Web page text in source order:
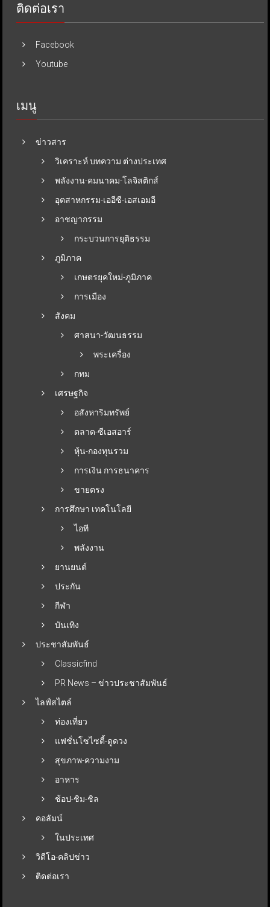
ติดต่อเรา
Facebook
Youtube
เมนู
ข่าวสาร
วิเคราะห์ บทความ ต่างประเทศ
พลังงาน-คมนาคม-โลจิสติกส์
อุตสาหกรรม-เออีซี-เอสเอมอี
อาชญากรรม
กระบวนการยุติธรรม
ภูมิภาค
เกษตรยุคใหม่-ภูมิภาค
การเมือง
สังคม
ศาสนา-วัฒนธรรม
พระเครื่อง
กทม
เศรษฐกิจ
อสังหาริมทรัพย์
ตลาด-ซีเอสอาร์
หุ้น-กองทุนรวม
การเงิน การธนาคาร
ขายตรง
การศึกษา เทคโนโลยี
ไอที
พลังงาน
ยานยนต์
ประกัน
กีฬา
บันเทิง
ประชาสัมพันธ์
Classicfind
PR News – ข่าวประชาสัมพันธ์
ไลฟ์สไตล์
ท่องเที่ยว
แฟชั่นโซไซตี้-ดูดวง
สุขภาพ-ความงาม
อาหาร
ช้อป-ชิม-ชิล
คอลัมน์
ในประเทศ
วิดีโอ-คลิปข่าว
ติดต่อเรา